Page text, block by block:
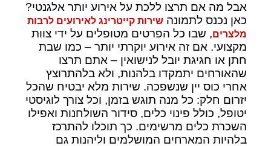
אבל מה אם תרצו ללכת על אירוע יותר אלגנטי?
כאן נכנס לתמונה שירות קייטרינג לאירועים לרבות
מלצרים, שבו כל הפרטים מטופלים על ידי צוות
מקצועי. אם זה אירוע יוקרתי יותר – כמו שבת
חתן או חגיגת יובל לנישואין – אתם תרצו
שהאורחים יתמקדו בלהנות, ולא בלהתרוצץ
אחרי כוס יין שנשפכה. שירות מלא יבטיח שהכל
יזרום חלק: כל מנה תוגש בזמן, וכל צורך לוגיסטי
יטופל, כולל פינוי כלים, סידור השולחנות ואפילו
השכרת כלים מרשימים. כך תוכלו להתרכז
בלהיות המארחים המושלמים וליהנות גם